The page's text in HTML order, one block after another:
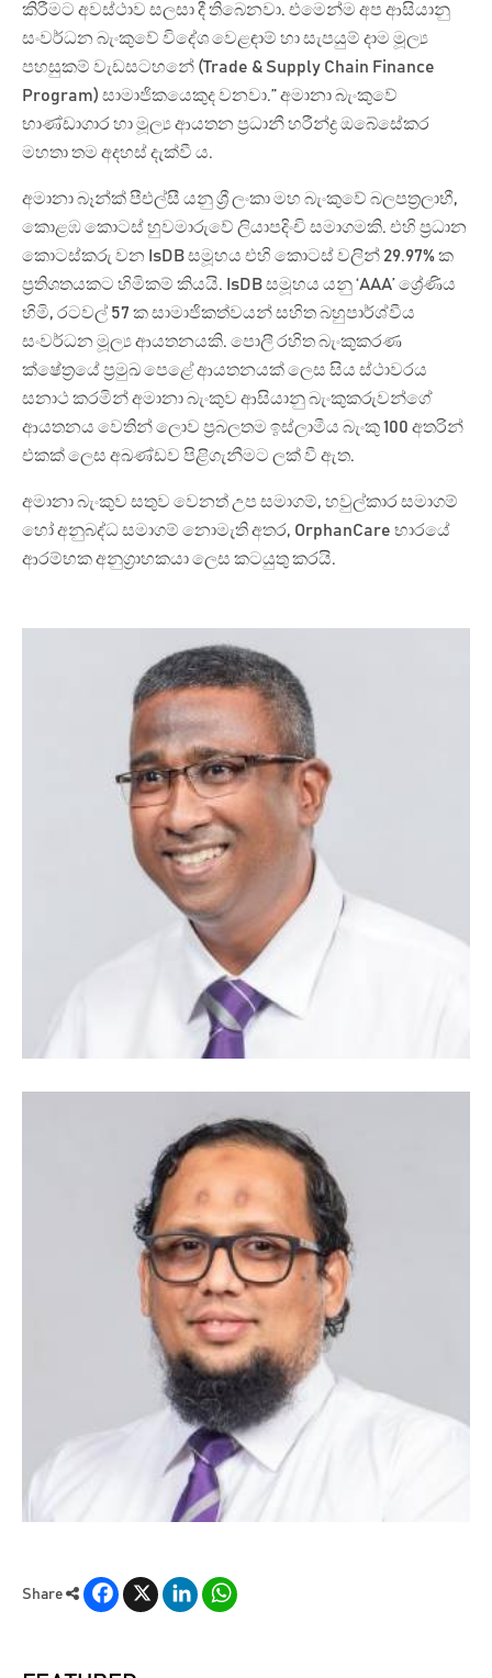
කිරීමට අවස්ථාව සලසා දී තිබෙනවා. එමෙන්ම අප ආසියානු
සංවර්ධන බැංකුවේ විදේශ වෙළඳාම් හා සැපයුම් දාම මූල්‍ය
පහසුකම් වැඩසටහනේ (Trade & Supply Chain Finance
Program) සාමාජිකයෙකුද වනවා.” අමානා බැංකුවේ
භාණ්ඩාගාර හා මූල්‍ය ආයතන ප්‍රධානී හරීන්ද්‍ර ඔබේසේකර
මහතා තම අදහස් දැක්වී ය.
අමානා බෑන්ක් පීඑල්සී යනු ශ්‍රී ලංකා මහ බැංකුවේ බලපත්‍රලාභී,
කොළඹ කොටස් හුවමාරුවේ ලියාපදිංචි සමාගමකි. එහි ප්‍රධාන
කොටස්කරු වන IsDB සමූහය එහි කොටස් වලින් 29.97% ක
ප්‍රතිශතයකට හිමිකම් කියයි. IsDB සමූහය යනු ‘AAA’ ශ්‍රේණිය
හිමි, රටවල් 57 ක සාමාජිකත්වයන් සහිත බහුපාර්ශ්වීය
සංවර්ධන මූල්‍ය ආයතනයකි. පොලී රහිත බැංකුකරණ
ක්ෂේත්‍රයේ ප්‍රමුඛ පෙළේ ආයතනයක් ලෙස සිය ස්ථාවරය
සනාථ කරමින් අමානා බැංකුව ආසියානු බැංකුකරුවන්ගේ
ආයතනය වෙතින් ලොව ප්‍රබලතම ඉස්ලාමීය බැංකු 100 අතරින්
එකක් ලෙස අඛණ්ඩව පිළිගැනීමට ලක් වී ඇත.
අමානා බැංකුව සතුව වෙනත් උප සමාගම්, හවුල්කාර සමාගම්
හෝ අනුබද්ධ සමාගම් නොමැති අතර, OrphanCare භාරයේ
ආරම්භක අනුග්‍රාහකයා ලෙස කටයුතු කරයි.
Share
Facebook
X LinkedIn